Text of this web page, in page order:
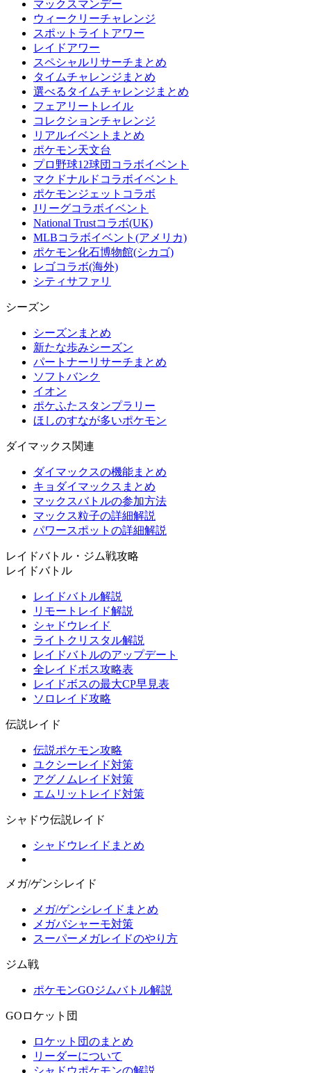
マックスマンデー
ウィークリーチャレンジ
スポットライトアワー
レイドアワー
スペシャルリサーチまとめ
タイムチャレンジまとめ
選べるタイムチャレンジまとめ
フェアリートレイル
コレクションチャレンジ
リアルイベントまとめ
ポケモン天文台
プロ野球12球団コラボイベント
マクドナルドコラボイベント
ポケモンジェットコラボ
Jリーグコラボイベント
National Trustコラボ(UK)
MLBコラボイベント(アメリカ)
ポケモン化石博物館(シカゴ)
レゴコラボ(海外)
シティサファリ
シーズン
シーズンまとめ
新たな歩みシーズン
パートナーリサーチまとめ
ソフトバンク
イオン
ポケふたスタンプラリー
ほしのすなが多いポケモン
ダイマックス関連
ダイマックスの機能まとめ
キョダイマックスまとめ
マックスバトルの参加方法
マックス粒子の詳細解説
パワースポットの詳細解説
レイドバトル・ジム戦攻略
レイドバトル
レイドバトル解説
リモートレイド解説
シャドウレイド
ライトクリスタル解説
レイドバトルのアップデート
全レイドボス攻略表
レイドボスの最大CP早見表
ソロレイド攻略
伝説レイド
伝説ポケモン攻略
ユクシーレイド対策
アグノムレイド対策
エムリットレイド対策
シャドウ伝説レイド
シャドウレイドまとめ
メガ/ゲンシレイド
メガ/ゲンシレイドまとめ
メガバシャーモ対策
スーパーメガレイドのやり方
ジム戦
ポケモンGOジムバトル解説
GOロケット団
ロケット団のまとめ
リーダーについて
シャドウポケモンの解説